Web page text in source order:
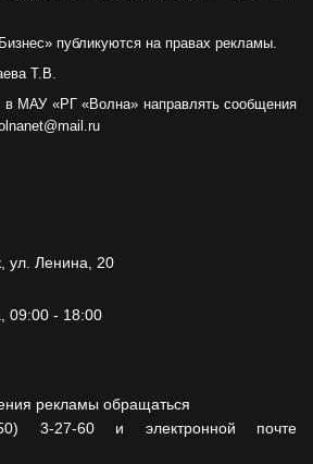
публикуются на правах рекламы.
Т.В.
в МАУ «РГ «Волна» направлять сообщения
ул. Ленина, 20
09:00 - 18:00
рекламы обращаться
3-27-60 и электронной почте